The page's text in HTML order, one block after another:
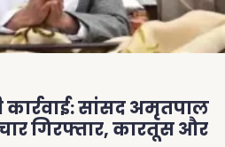
सांसद अमृतपाल
गिरफ्तार, कारतूस और